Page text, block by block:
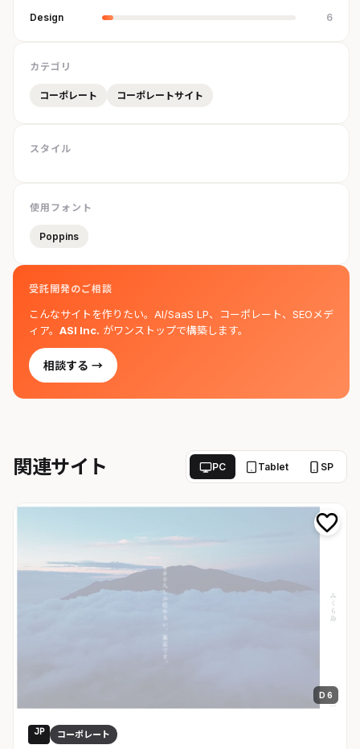
Design 6
カテゴリ
コーポレート コーポレートサイト
スタイル
使用フォント
Poppins
受託開発のご相談
こんなサイトを作りたい。AI/SaaS LP、コーポレート、SEOメデ
ィア。 ASI Inc. がワンストップで構築します。
相談する →
関連サイト PC Tablet SP
D 6
JP コーポレート